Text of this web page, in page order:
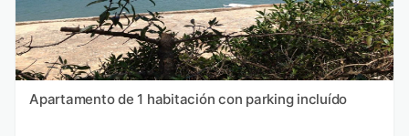
Apartamento de 1 habitación con parking incluído